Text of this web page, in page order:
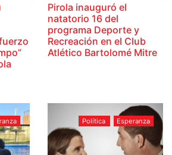
Pirola inauguró el
natatorio 16 del
programa Deporte y
Recreación en el Club
Atlético Bartolomé Mitre
Política Esperanza